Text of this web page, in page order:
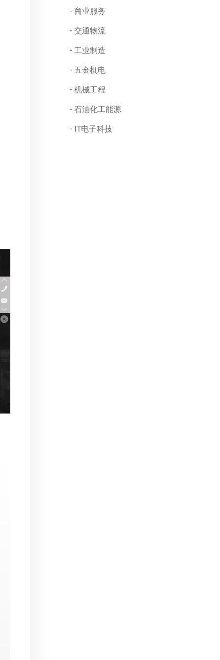
商业服务
交通物流
工业制造
五金机电
机械工程
石油化工能源
IT电子科技